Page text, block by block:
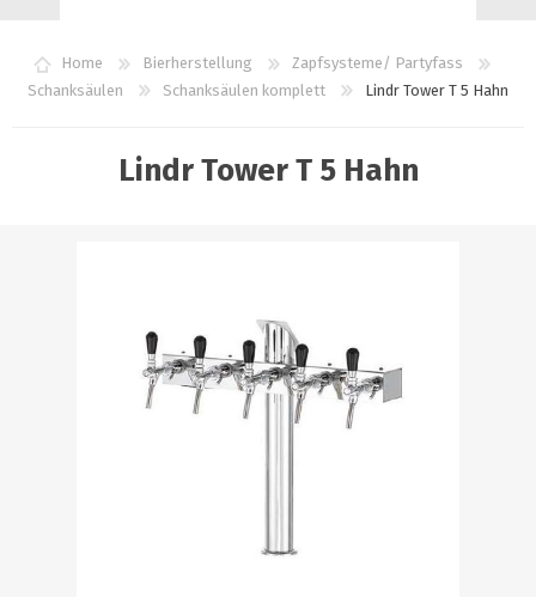
WUNSCHLISTE
0
Home Bierherstellung
Zapfsysteme/ Partyfass
Schanksäulen
Schanksäulen komplett Lindr Tower T 5 Hahn
Lindr Tower T 5 Hahn